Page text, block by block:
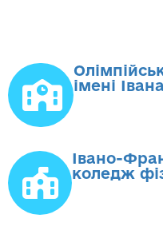
імені
Івано-
коледж